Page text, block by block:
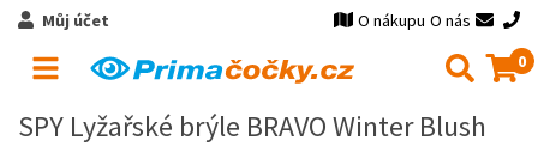
Můj účet O nákupu O nás
0
SPY Lyžařské brýle BRAVO Winter Blush